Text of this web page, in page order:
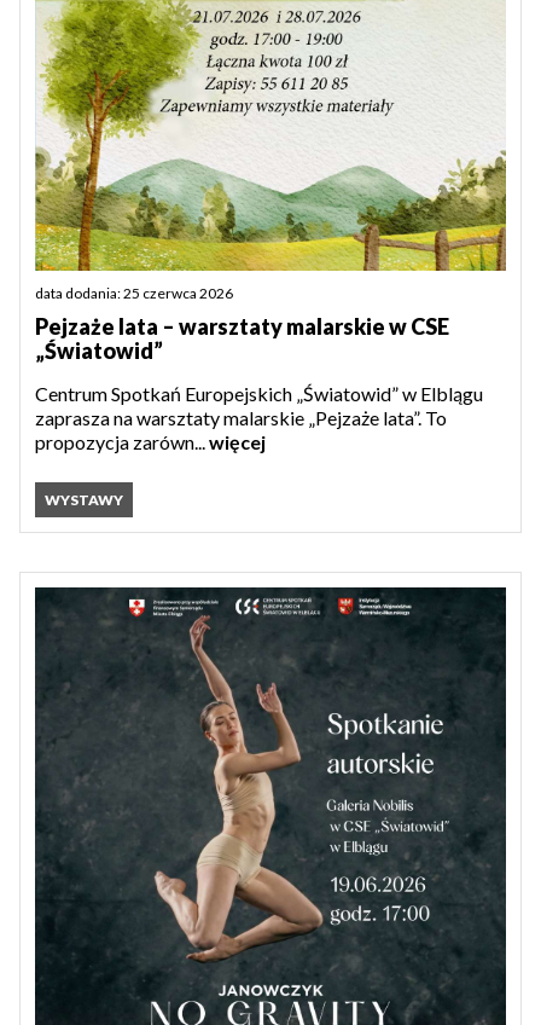
data dodania: 25 czerwca 2026
Pejzaże lata – warsztaty malarskie w CSE
„Światowid”
Centrum Spotkań Europejskich „Światowid” w Elblągu
zaprasza na warsztaty malarskie „Pejzaże lata”. To
propozycja zarówn...więcej
WYSTAWY